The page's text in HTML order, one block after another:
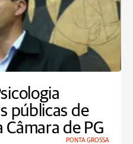
públicas de
de PG
PONTA GROSSA